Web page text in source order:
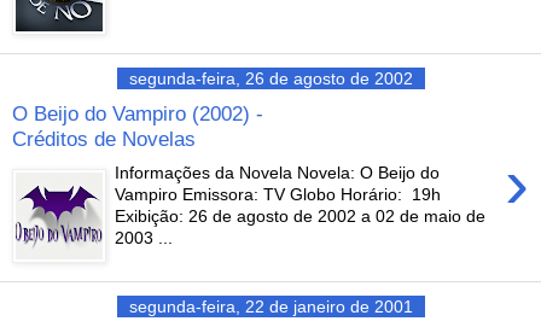
segunda-feira, 26 de agosto de 2002
O Beijo do Vampiro (2002) -
Créditos de Novelas
›
Informações da Novela Novela: O Beijo do
Vampiro Emissora: TV Globo Horário: 19h
Exibição: 26 de agosto de 2002 a 02 de maio de
2003 ...
segunda-feira, 22 de janeiro de 2001